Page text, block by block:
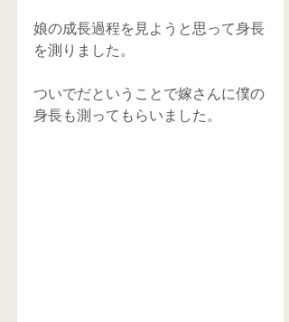
娘の成長過程を見ようと思って身長
を測りました。
ついでだということで嫁さんに僕の
身長も測ってもらいました。